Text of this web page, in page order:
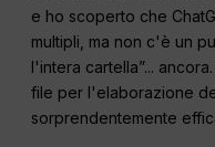
e ho scoperto che
multipli, ma non c'è un
l'intera cartella”...
file per l'elaborazione
sorprendentemente